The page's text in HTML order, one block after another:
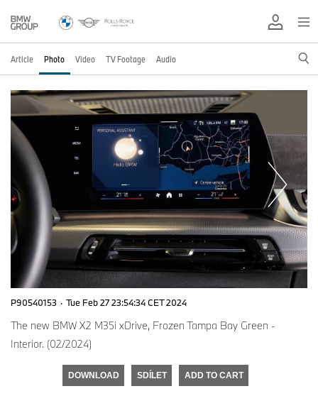
Article Photo Video TV Footage Audio
P90540153 · Tue Feb 27 23:54:34 CET 2024
The new BMW X2 M35i xDrive, Frozen Tampa Bay Green -
Interior. (02/2024)
DOWNLOAD SDÍLET ADD TO CART